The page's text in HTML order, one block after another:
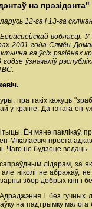
на прэзідэнта"
12-га і 13-га
вобласці. У
2001 года Сямён
ва ўсіх
ўзначаліў
пра такіх кажуць
у краіне. Да гэтага
Ён мяне паклікаў,
проста
Чаго не будзеце ведаць
лідарам, за
ніколі не
збор добрых кніг і
і без
на падтрымку